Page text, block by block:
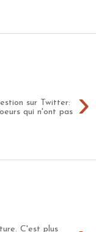
›
sur Twitter:
qui n'ont pas
C'est plus